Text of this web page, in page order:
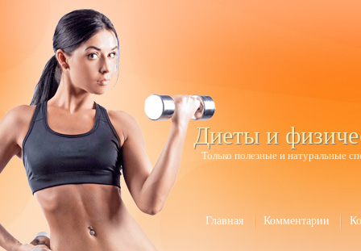
Диеты и
Только полезные и натуральные
Главная Комментарии